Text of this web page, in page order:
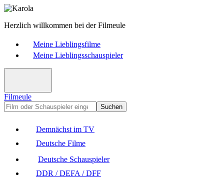
Herzlich willkommen bei der Filmeule
Meine Lieblingsfilme
Meine Lieblingsschauspieler
Filmeule
Suchen
Demnächst im TV
Deutsche Filme
Deutsche Schauspieler
DDR / DEFA / DFF